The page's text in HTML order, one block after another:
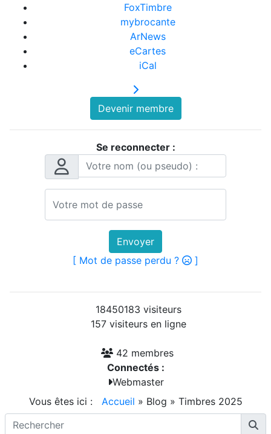
FoxTimbre
mybrocante
ArNews
eCartes
iCal
Devenir membre
Se reconnecter :
Envoyer
[ Mot de passe perdu ?
]
18450183 visiteurs
157 visiteurs en ligne
42 membres
Connectés :
Webmaster
Vous êtes ici :
Accueil » Blog » Timbres 2025